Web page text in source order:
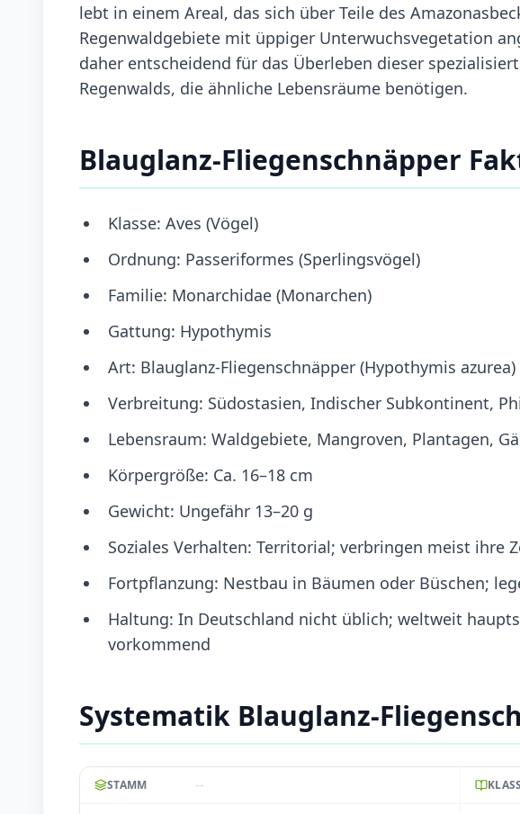
lebt in einem Areal, das sich über Teile des
Regenwaldgebiete mit üppiger Unterwuchsvegetation
daher entscheidend für das Überleben dieser
Regenwalds, die ähnliche Lebensräume benötigen.
Blauglanz-Fliegenschnäpper
Klasse: Aves (Vögel)
Ordnung: Passeriformes (Sperlingsvögel)
Familie: Monarchidae (Monarchen)
Gattung: Hypothymis
Art: Blauglanz-Fliegenschnäpper (Hypothymis azurea)
Verbreitung: Südostasien, Indischer Subkontinent,
Lebensraum: Waldgebiete, Mangroven, Plantagen,
Körpergröße: Ca. 16–18 cm
Gewicht: Ungefähr 13–20 g
Soziales Verhalten: Territorial; verbringen meist ihre
Fortpflanzung: Nestbau in Bäumen oder Büschen;
Haltung: In Deutschland nicht üblich; weltweit
vorkommend
Systematik Blauglanz-
STAMM --